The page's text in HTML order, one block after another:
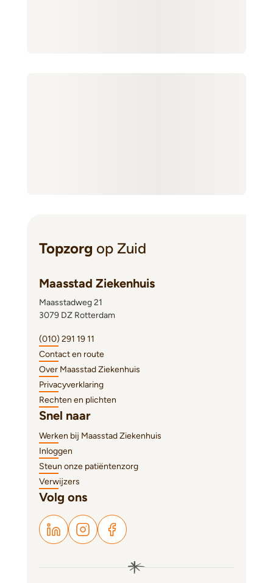
Topzorg op Zuid
Maasstad Ziekenhuis
Maasstadweg 21
3079 DZ Rotterdam
(010) 291 19 11
Contact en route
Over Maasstad Ziekenhuis
Privacyverklaring
Rechten en plichten
Snel naar
Werken bij Maasstad Ziekenhuis
Inloggen
Steun onze patiëntenzorg
Verwijzers
Volg ons